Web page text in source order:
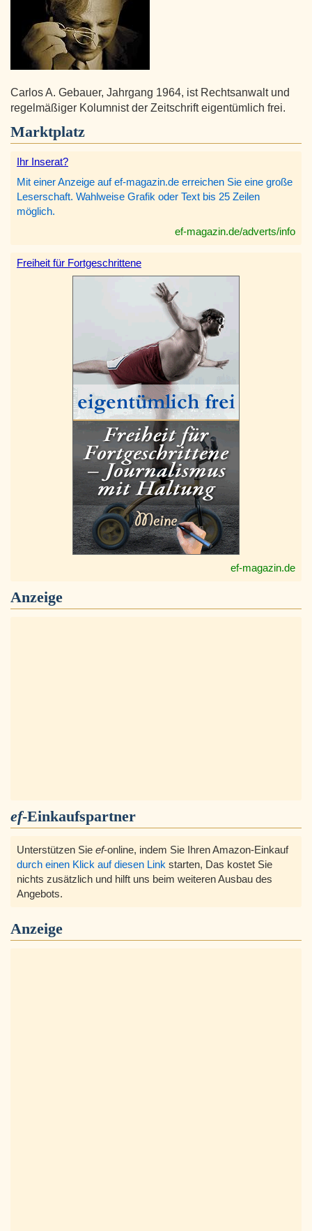
Carlos A. Gebauer, Jahrgang 1964, ist Rechtsanwalt und
regelmäßiger Kolumnist der Zeitschrift eigentümlich frei.
Marktplatz
Ihr Inserat?
Mit einer Anzeige auf ef-magazin.de erreichen Sie eine große
Leserschaft. Wahlweise Grafik oder Text bis 25 Zeilen
möglich.
ef-magazin.de/adverts/info
Freiheit für Fortgeschrittene
ef-magazin.de
Anzeige
ef-Einkaufspartner
Unterstützen Sie ef-online, indem Sie Ihren Amazon-Einkauf
durch einen Klick auf diesen Link starten, Das kostet Sie
nichts zusätzlich und hilft uns beim weiteren Ausbau des
Angebots.
Anzeige